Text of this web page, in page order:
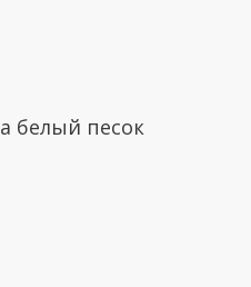
белый песок